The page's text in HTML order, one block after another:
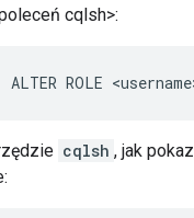
cqlsh>:
ALTER ROLE
cqlsh , jak